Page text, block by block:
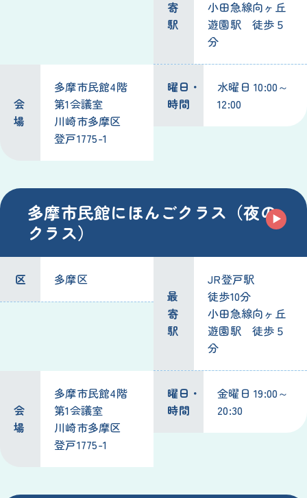
寄
駅
小田急線向ヶ丘
遊園駅 徒歩 ５
分
会
場
多摩市民館4階
第1会議室
川崎市多摩区
登戸1775-1
曜日 ・
時間
水曜日 10:00～
12:00
多摩市民館にほんごクラス（夜の
クラス）
区 多摩区
最
寄
駅
JR登戸駅
徒歩10分
小田急線向ヶ丘
遊園駅 徒歩 ５
分
会
場
多摩市民館4階
第1会議室
川崎市多摩区
登戸1775-1
曜日 ・
時間
金曜日 19:00～
20:30